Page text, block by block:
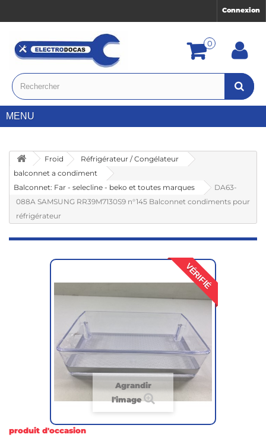
Connexion
0
MENU
Froid
Réfrigérateur / Congélateur
balconnet a condiment
Balconnet: Far - selecline - beko et toutes marques
DA63-
088A SAMSUNG RR39M7130S9 n°145 Balconnet condiments pour
réfrigérateur
VÉRIFIÉ
Agrandir
l'image
produit d'occasion